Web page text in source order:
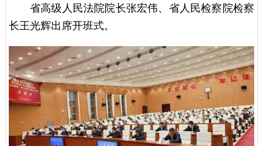
省高级人民法院院长张宏伟、省人民检察院检察
长王光辉出席开班式。